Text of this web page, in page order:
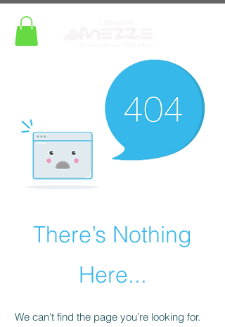
There’s Nothing
Here...
We can’t find the page you’re looking for.